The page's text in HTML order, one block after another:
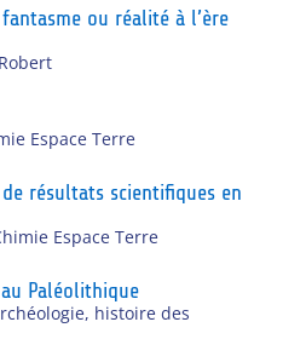
ou réalité à l’ère
Espace Terre
résultats scientifiques en
Espace Terre
Paléolithique
histoire des